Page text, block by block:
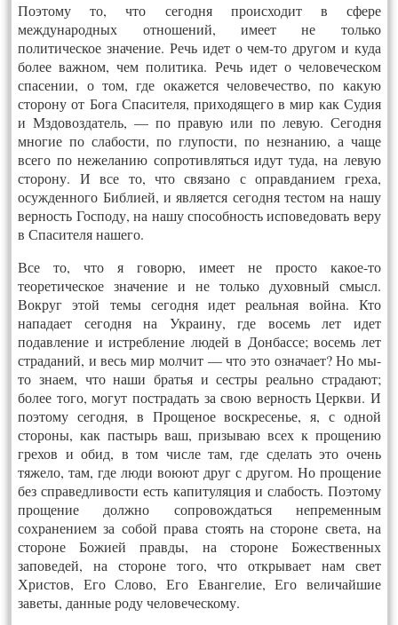
Поэтому то, что сегодня происходит в сфере
международных отношений, имеет не только
политическое значение. Речь идет о чем-то другом и куда
более важном, чем политика. Речь идет о человеческом
спасении, о том, где окажется человечество, по какую
сторону от Бога Спасителя, приходящего в мир как Судия
и Мздовоздатель, — по правую или по левую. Сегодня
многие по слабости, по глупости, по незнанию, а чаще
всего по нежеланию сопротивляться идут туда, на левую
сторону. И все то, что связано с оправданием греха,
осужденного Библией, и является сегодня тестом на нашу
верность Господу, на нашу способность исповедовать веру
в Спасителя нашего.
Все то, что я говорю, имеет не просто какое-то
теоретическое значение и не только духовный смысл.
Вокруг этой темы сегодня идет реальная война. Кто
нападает сегодня на Украину, где восемь лет идет
подавление и истребление людей в Донбассе; восемь лет
страданий, и весь мир молчит — что это означает? Но мы-
то знаем, что наши братья и сестры реально страдают;
более того, могут пострадать за свою верность Церкви. И
поэтому сегодня, в Прощеное воскресенье, я, с одной
стороны, как пастырь ваш, призываю всех к прощению
грехов и обид, в том числе там, где сделать это очень
тяжело, там, где люди воюют друг с другом. Но прощение
без справедливости есть капитуляция и слабость. Поэтому
прощение должно сопровождаться непременным
сохранением за собой права стоять на стороне света, на
стороне Божией правды, на стороне Божественных
заповедей, на стороне того, что открывает нам свет
Христов, Его Слово, Его Евангелие, Его величайшие
заветы, данные роду человеческому.